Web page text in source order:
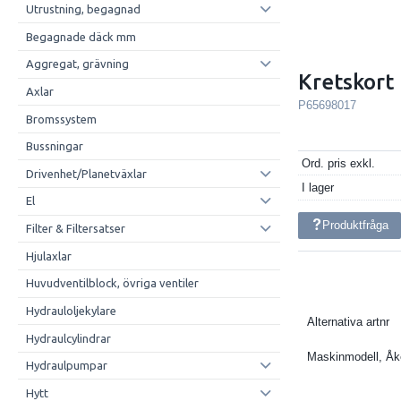
Utrustning, begagnad
Begagnade däck mm
Aggregat, grävning
Axlar
Bromssystem
Bussningar
Drivenhet/Planetväxlar
El
Filter & Filtersatser
Hjulaxlar
Huvudventilblock, övriga ventiler
Hydrauloljekylare
Hydraulcylindrar
Hydraulpumpar
Hytt
Kretskort
P65698017
Ord. pris exkl.
I lager
Produktfråga
Alternativa artnr
Maskinmodell,